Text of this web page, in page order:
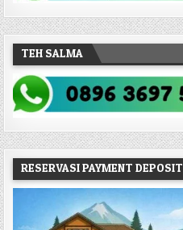
TEH SALMA
RESERVASI PAYMENT DEPOSIT